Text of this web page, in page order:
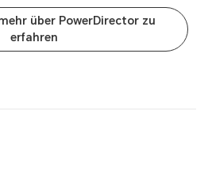
über PowerDirector zu
erfahren